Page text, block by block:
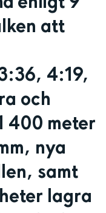
att
4:19,
och
400 meter
nya
samt
lagra